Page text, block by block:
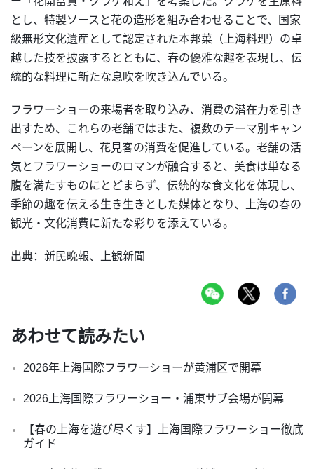
とし、特製ソースと花の造形を組み合わせることで、国家
級無形文化遺産として認定された本邦菜（上海料理）の卓
越した技を披露するとともに、春の優雅な趣を表現し、伝
統的な料理に新たな息吹を吹き込んでいる。
フラワーショーの来場者を取り込み、消費の潜在力を引き
出すため、これらの老舗ではまた、複数のテーマ別キャン
ペーンを展開し、花見客の消費を促進している。老舗の活
気とフラワーショーのロマンが融合すると、美食は単なる
腹を満たすものにとどまらず、伝統的な食文化を体現し、
季節の趣を伝える生き生きとした媒体となり、上海の春の
観光・文化消費に新たな彩りを添えている。
出典：新民晩報、上観新聞
あわせて読みたい
2026年上海国際フラワーショーが黄浦区で開幕
2026上海国際フラワーショー・浦東サブ会場が開幕
【春の上海を遊び尽くす】上海国際フラワーショー徹底
ガイド